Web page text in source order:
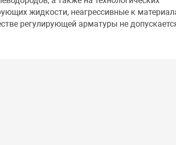
жидкости, неагрессивные к
регулирующей арматуры не